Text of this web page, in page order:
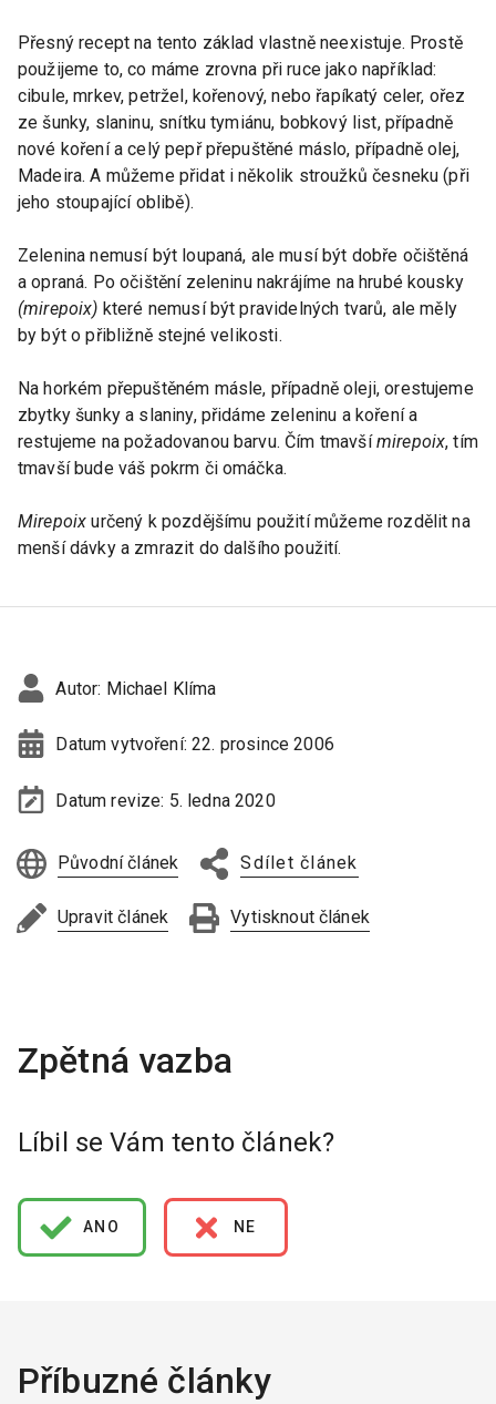
Přesný recept na tento základ vlastně neexistuje. Prostě
použijeme to, co máme zrovna při ruce jako například:
cibule, mrkev, petržel, kořenový, nebo řapíkatý celer, ořez
ze šunky, slaninu, snítku tymiánu, bobkový list, případně
nové koření a celý pepř přepuštěné máslo, případně olej,
Madeira. A můžeme přidat i několik stroužků česneku (při
jeho stoupající oblibě).
Zelenina nemusí být loupaná, ale musí být dobře očištěná
a opraná. Po očištění zeleninu nakrájíme na hrubé kousky
(mirepoix) které nemusí být pravidelných tvarů, ale měly
by být o přibližně stejné velikosti.
Na horkém přepuštěném másle, případně oleji, orestujeme
zbytky šunky a slaniny, přidáme zeleninu a koření a
restujeme na požadovanou barvu. Čím tmavšímirepoix, tím
tmavší bude váš pokrm či omáčka.
Mirepoix určený k pozdějšímu použití můžeme rozdělit na
menší dávky a zmrazit do dalšího použití.
Autor: Michael Klíma
Datum vytvoření:22. prosince 2006
Datum revize: 5. ledna 2020
Původní článek Sdílet článek
Upravit článek Vytisknout článek
Líbil se Vám tento článek?
ANO NE
Příbuzné články